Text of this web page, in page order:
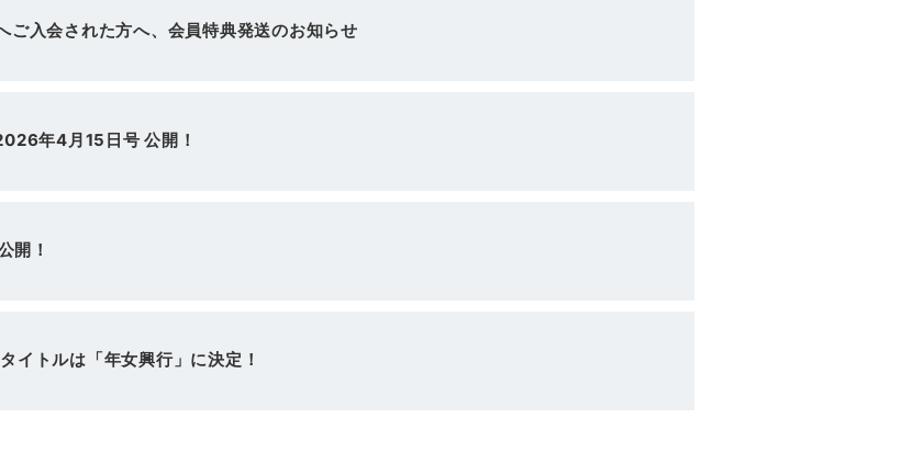
入会された方へ、会員特典発送のお知らせ
年4月15日号 公開！
開！
イトルは「年女興行」に決定！